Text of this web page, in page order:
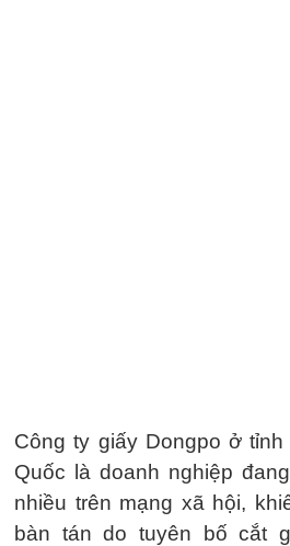
Công ty giấy Dongpo ở
Quốc là doanh nghiệp
nhiều trên mạng xã hội,
bàn tán do tuyên bố cắt